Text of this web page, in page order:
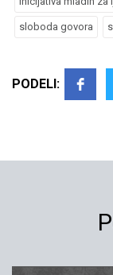
sloboda govora
PODELI: